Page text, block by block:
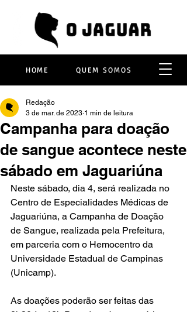
HOME QUEM SOMOS
Campanha para doação
de sangue acontece neste
sábado em Jaguariúna
Redação
3 de mar. de 2023 1 min de leitura
Neste sábado, dia 4, será realizada no
Centro de Especialidades Médicas de
Jaguariúna, a Campanha de Doação
de Sangue, realizada pela Prefeitura,
em parceria com o Hemocentro da
Universidade Estadual de Campinas
(Unicamp).
As doações poderão ser feitas das